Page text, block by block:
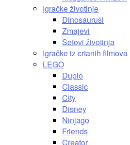
Igračke životinje
Dinosaurusi
Zmajevi
Setovi životinja
Igračke iz crtanih filmova
LEGO
Duplo
Classic
City
Disney
Ninjago
Friends
Creator